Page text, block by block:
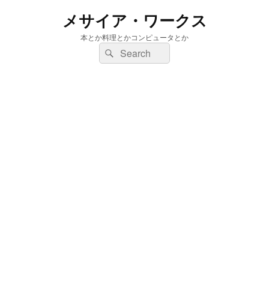
メサイア・ワークス
本とか料理とかコンピュータとか
検
索:
検
索